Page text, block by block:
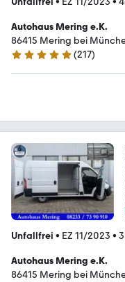
Autohaus Mering e.K.
86415 Mering bei
4.9 Sterne
(217)
Unfallfrei • EZ 11/2023 •
Autohaus Mering e.K.
86415 Mering bei